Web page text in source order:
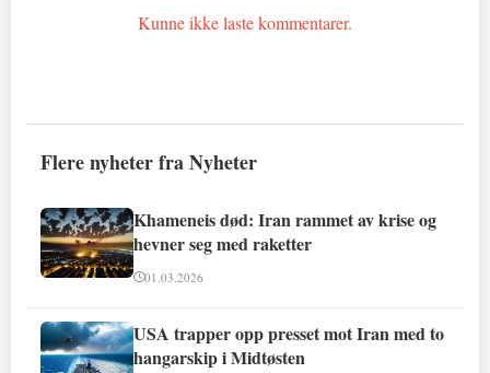
Kunne ikke laste kommentarer.
Flere nyheter fra Nyheter
Khameneis død: Iran rammet av krise og
hevner seg med raketter
01.03.2026
USA trapper opp presset mot Iran med to
hangarskip i Midtøsten